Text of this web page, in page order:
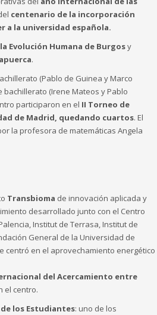
centenario de la incorporación
a la universidad española.
Evolución Humana de Burgosy
.
(Pablo de Guinea y Marco
bachillerato (Irene Mateos y Pablo
participaron en el II Torneo de
de Madrid, quedando cuartos. El
la profesora de matemáticas Angela
Transbioma de innovación aplicada y
desarrollado junto con el Centro
Institut de Terrasa, Institut de
General de la Universidad de
centró en el aprovechamiento energético
del Acercamiento entre
el centro.
de los Estudiantes: uno de los